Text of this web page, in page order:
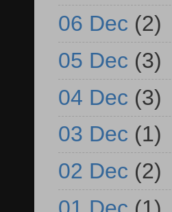
06 Dec (2)
05 Dec (3)
04 Dec (3)
03 Dec (1)
02 Dec (2)